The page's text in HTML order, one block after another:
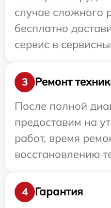
случае сложного
бесплатно
сервис в
3
Ремонт
После полной
предоставим на
работ, время
восстановлению
4
Гарантия